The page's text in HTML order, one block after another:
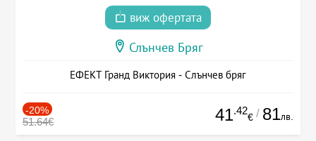
виж офертата
Слънчев Бряг
ЕФЕКТ Гранд Виктория - Слънчев бряг
-20%
51.64€ 41.42
€ / 81лв.